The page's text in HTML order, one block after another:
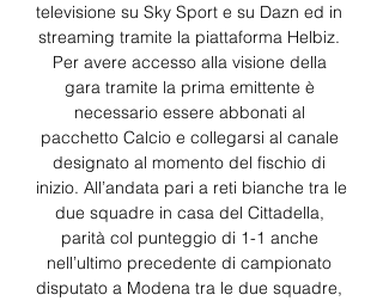
televisione su Sky Sport e su Dazn ed in
streaming tramite la piattaforma Helbiz.
Per avere accesso alla visione della
gara tramite la prima emittente è
necessario essere abbonati al
pacchetto Calcio e collegarsi al canale
designato al momento del fischio di
inizio. All’andata pari a reti bianche tra le
due squadre in casa del Cittadella,
parità col punteggio di 1-1 anche
nell’ultimo precedente di campionato
disputato a Modena tra le due squadre,